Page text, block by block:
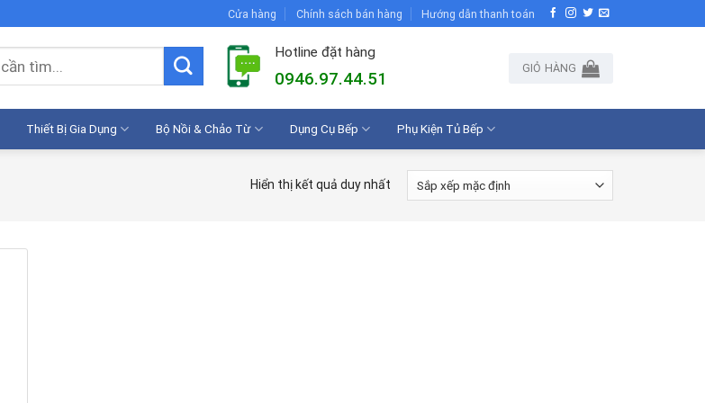
Cửa hàng Chính sách bán hàng Hướng dẫn thanh toán
Hotline đặt hàng
0946.97.44.51
GIỎ HÀNG
Thiết Bị Gia Dụng Bộ Nồi & Chảo Từ Dụng Cụ Bếp Phụ Kiện Tủ Bếp
Hiển thị kết quả duy nhất